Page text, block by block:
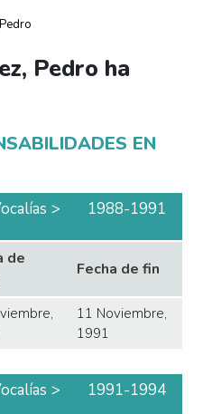
Pedro ha
EN
1988-1991
de
Fecha de fin
11 Noviembre,
1991
1991-1994